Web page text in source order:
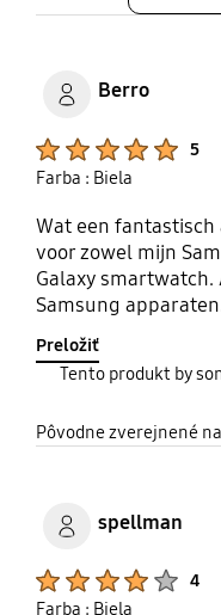
Berro
5
Farba : Biela
Wat een
voor zowel mijn
Galaxy
Samsung
Preložiť
Tento produkt by
Pôvodne zverejnené
spellman
4
Farba : Biela